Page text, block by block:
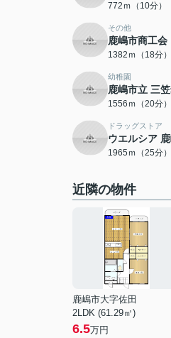
772ｍ（10分）
その他
鹿嶋市商工会
1382ｍ（18分）
幼稚園
鹿嶋市立 三
1556ｍ（20分）
ドラッグストア
ウエルシア
1965ｍ（25分）
近隣の物件
鹿嶋市大字佐田
2LDK (61.29㎡)
6.5万円